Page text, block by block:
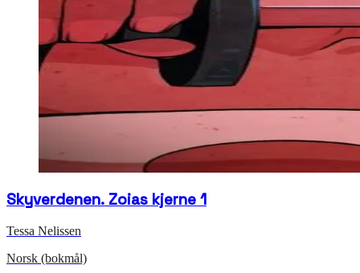
Skyverdenen. Zoias kjerne 1
Tessa Nelissen
Norsk (bokmål)